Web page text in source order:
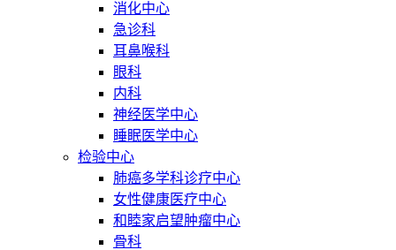
消化中心
急诊科
耳鼻喉科
眼科
内科
神经医学中心
睡眠医学中心
检验中心
肺癌多学科诊疗中心
女性健康医疗中心
和睦家启望肿瘤中心
骨科